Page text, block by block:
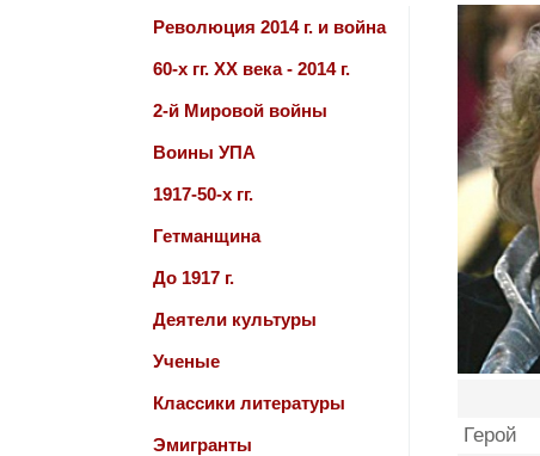
Герой
Революция 2014 г. и война
60-х гг. ХХ века - 2014 г.
2-й Мировой войны
Воины УПА
1917-50-х гг.
Гетманщина
До 1917 г.
Деятели культуры
Ученые
Классики литературы
Эмигранты